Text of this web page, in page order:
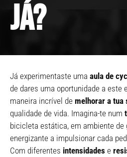
já?
Já experimentaste uma aula de
de dares uma oportunidade a este
maneira incrível de melhorar a tua
qualidade de vida. Imagina-te num
bicicleta estática, em ambiente de
energizante a impulsionar cada
Com diferentes intensidades e